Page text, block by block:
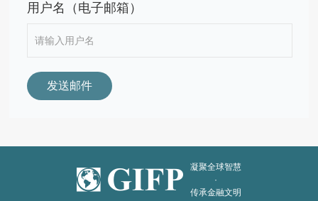
用户名（电子邮箱）
发送邮件
凝聚全球智慧
·
传承金融文明